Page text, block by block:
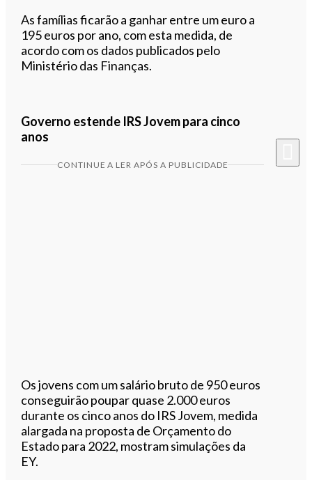
As famílias ficarão a ganhar entre um euro a
195 euros por ano, com esta medida, de
acordo com os dados publicados pelo
Ministério das Finanças.
Governo estende IRS Jovem para cinco
anos
CONTINUE A LER APÓS A PUBLICIDADE
Os jovens com um salário bruto de 950 euros
conseguirão poupar quase 2.000 euros
durante os cinco anos do IRS Jovem, medida
alargada na proposta de Orçamento do
Estado para 2022, mostram simulações da
EY.